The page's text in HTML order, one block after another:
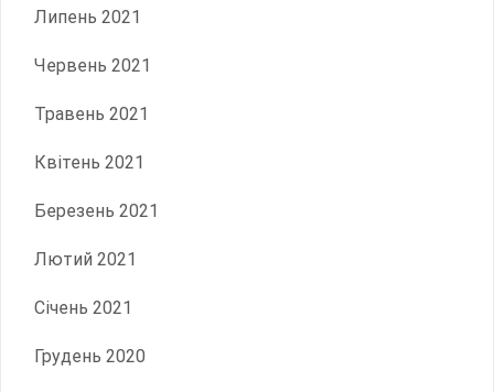
Липень 2021
Червень 2021
Травень 2021
Квітень 2021
Березень 2021
Лютий 2021
Січень 2021
Грудень 2020